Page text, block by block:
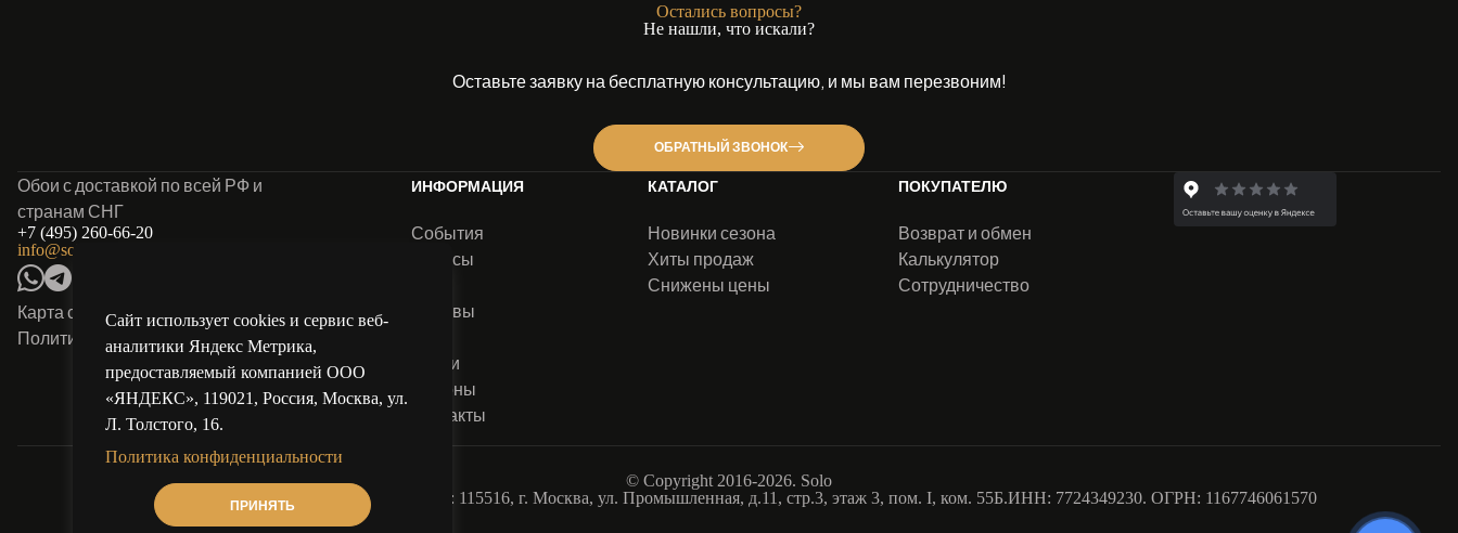
Остались вопросы?
Не нашли, что искали?
Оставьте заявку на бесплатную консультацию, и мы вам перезвоним!
ОБРАТНЫЙ ЗВОНОК
Обои с доставкой по всей РФ и
странам СНГ
+7 (495) 260-66-20
info@solo-oboi.ru
Карта сайта
Политика конфиденциальности
ИНФОРМАЦИЯ
События
Анонсы
Отзывы
Акции
Салоны
Контакты
КАТАЛОГ
Новинки сезона
Хиты продаж
Снижены цены
ПОКУПАТЕЛЮ
Возврат и обмен
Калькулятор
Сотрудничество
© Copyright 2016-2026. Solo
ООО «Соло Декор». Адрес юридический: 115516, г. Москва, ул. Промышленная, д.11, стр.3, этаж 3, пом. I, ком. 55Б.ИНН: 7724349230. ОГРН: 1167746061570
Сайт использует cookies и сервис веб-
аналитики Яндекс Метрика,
предоставляемый компанией ООО
«ЯНДЕКС», 119021, Россия, Москва, ул.
Л. Толстого, 16.
Политика конфиденциальности
ПРИНЯТЬ